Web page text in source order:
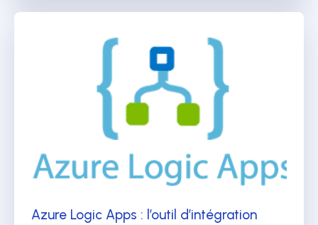
Azure Logic Apps : l’outil d’intégration